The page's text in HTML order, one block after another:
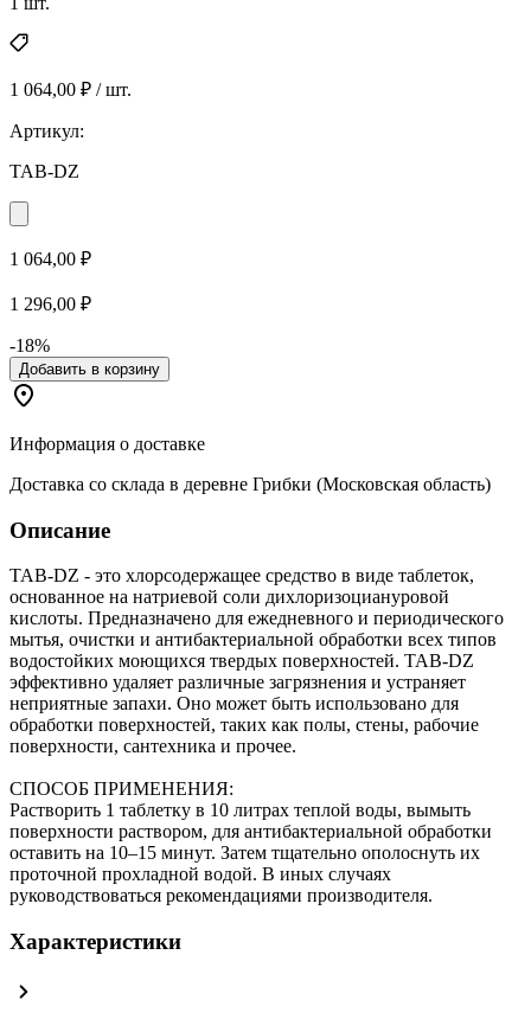
1 064,00 ₽ / шт.
Артикул:
TAB-DZ
1 064,00 ₽
1 296,00 ₽
-18%
Добавить в корзину
Информация о доставке
Доставка со склада в деревне Грибки (Московская область)
Описание
TAB-DZ - это хлорсодержащее средство в виде таблеток,
основанное на натриевой соли дихлоризоциануровой
кислоты. Предназначено для ежедневного и периодического
мытья, очистки и антибактериальной обработки всех типов
водостойких моющихся твердых поверхностей. TAB-DZ
эффективно удаляет различные загрязнения и устраняет
неприятные запахи. Оно может быть использовано для
обработки поверхностей, таких как полы, стены, рабочие
поверхности, сантехника и прочее.
СПОСОБ ПРИМЕНЕНИЯ:
Растворить 1 таблетку в 10 литрах теплой воды, вымыть
поверхности раствором, для антибактериальной обработки
оставить на 10–15 минут. Затем тщательно ополоснуть их
проточной прохладной водой. В иных случаях
руководствоваться рекомендациями производителя.
Характеристики